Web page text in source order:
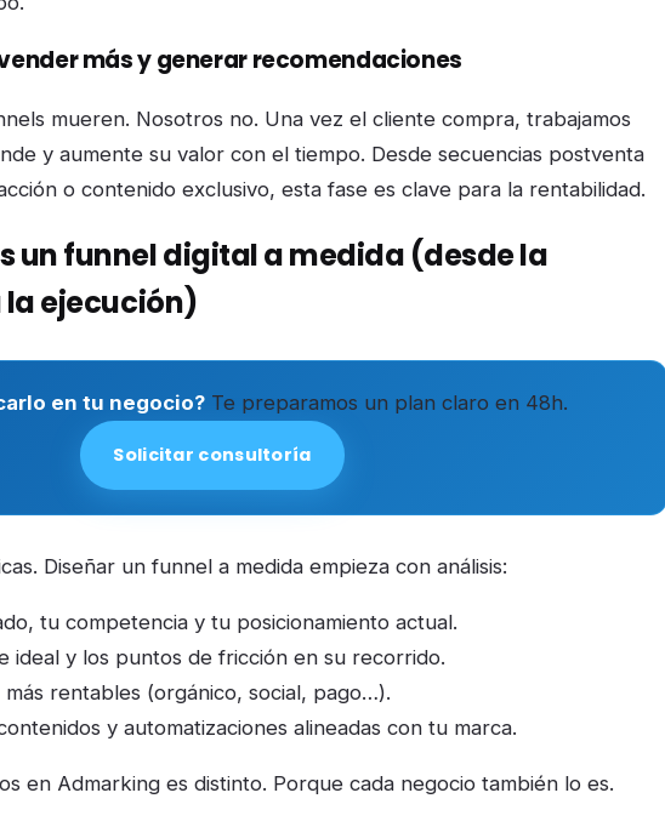
más y generar recomendaciones
mueren. Nosotros no. Una vez el cliente compra, trabajamos
y aumente su valor con el tiempo. Desde secuencias postventa
o contenido exclusivo, esta fase es clave para la rentabilidad.
un funnel digital a medida (desde la
ejecución)
en tu negocio? Te preparamos un plan claro en 48h.
Solicitar consultoría
Diseñar un funnel a medida empieza con análisis:
tu competencia y tu posicionamiento actual.
ideal y los puntos de fricción en su recorrido.
más rentables (orgánico, social, pago…).
y automatizaciones alineadas con tu marca.
en Admarking es distinto. Porque cada negocio también lo es.